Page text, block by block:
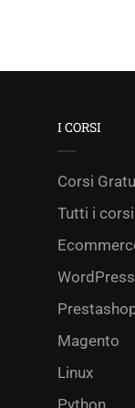
I CORSI
Corsi
Tutti i corsi
WordPress
Magento
Linux
Python